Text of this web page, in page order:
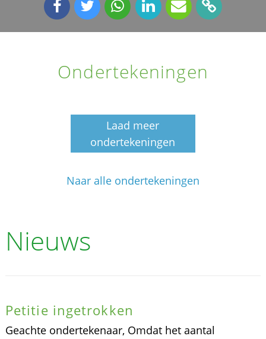
Ondertekeningen
Laad meer
ondertekeningen
Naar alle ondertekeningen
Nieuws
Petitie ingetrokken
Geachte ondertekenaar, Omdat het aantal